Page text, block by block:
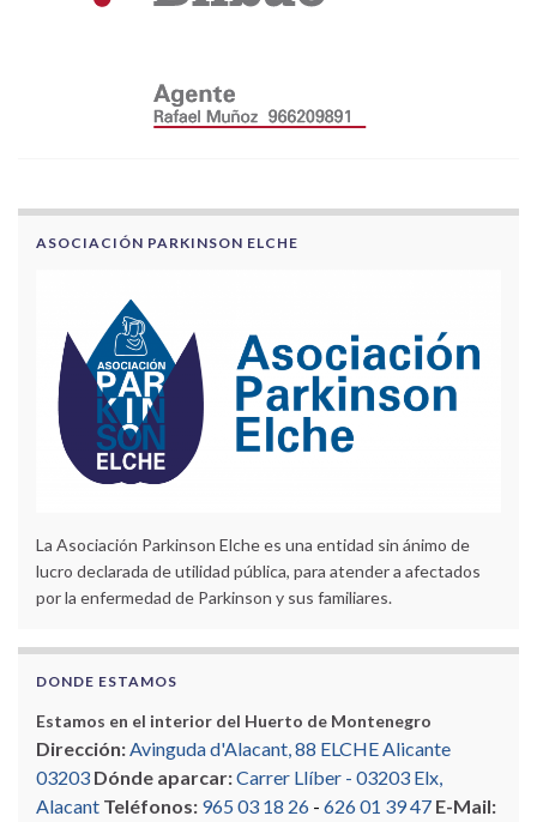
ASOCIACIÓN PARKINSON ELCHE
La Asociación Parkinson Elche es una entidad sin ánimo de
lucro declarada de utilidad pública, para atender a afectados
por la enfermedad de Parkinson y sus familiares.
DONDE ESTAMOS
Estamos en el interior del Huerto de Montenegro
Dirección:Avinguda d'Alacant, 88 ELCHE Alicante
03203 Dónde aparcar:Carrer Llíber - 03203 Elx,
Alacant Teléfonos: 965 03 18 26 - 626 01 39 47 E-Mail: